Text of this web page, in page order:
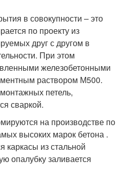
в совокупности – это
по проекту из
друг с другом в
При этом
железобетонными
раствором М500.
петель,
сваркой.
на производстве по
высоких марок бетона .
каркасы из стальной
опалубку заливается